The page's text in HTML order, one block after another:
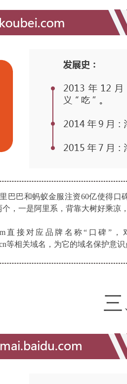
巴巴和蚂蚁金服注资60亿使得
，一是阿里系，背靠大树好乘
直接对应品牌名称“口碑”
等相关域名，为它的域名保护意